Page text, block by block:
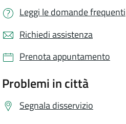
Leggi le domande frequenti
Richiedi assistenza
Prenota appuntamento
Problemi in città
Segnala disservizio